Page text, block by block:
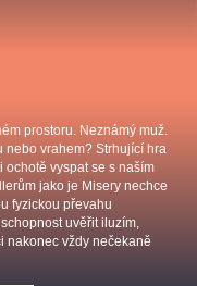
Sport
Ostatní
prostoru. Neznámý muž.
nebo vrahem? Strhující hra
vyspat se s naším
jako je Misery nechce
fyzickou převahu
uvěřit iluzím,
nakonec vždy nečekaně